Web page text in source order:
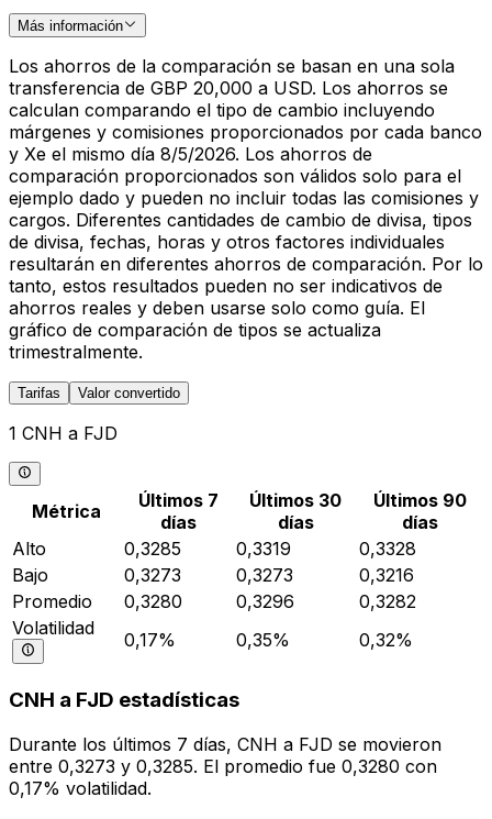
Más información
Los ahorros de la comparación se basan en una sola
transferencia de GBP 20,000 a USD. Los ahorros se
calculan comparando el tipo de cambio incluyendo
márgenes y comisiones proporcionados por cada banco
y Xe el mismo día 8/5/2026. Los ahorros de
comparación proporcionados son válidos solo para el
ejemplo dado y pueden no incluir todas las comisiones y
cargos. Diferentes cantidades de cambio de divisa, tipos
de divisa, fechas, horas y otros factores individuales
resultarán en diferentes ahorros de comparación. Por lo
tanto, estos resultados pueden no ser indicativos de
ahorros reales y deben usarse solo como guía. El
gráfico de comparación de tipos se actualiza
trimestralmente.
Tarifas Valor convertido
1 CNH a FJD
Métrica
Últimos 7
días
Últimos 30
días
Últimos 90
días
Alto
0,3285 0,3319
0,3328
Bajo
0,3273 0,3273
0,3216
Promedio
0,3280 0,3296
0,3282
Volatilidad
0,17% 0,35% 0,32%
CNH a FJD estadísticas
Durante los últimos 7 días, CNH a FJD se movieron
entre 0,3273 y 0,3285. El promedio fue 0,3280 con
0,17% volatilidad.